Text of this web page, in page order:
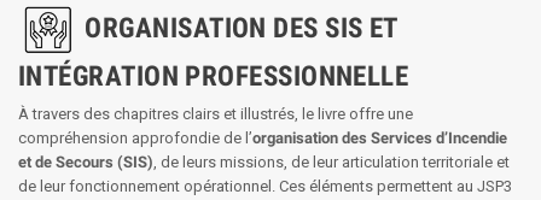
ORGANISATION DES SIS ET
INTÉGRATION PROFESSIONNELLE
À travers des chapitres clairs et illustrés, le livre offre une
compréhension approfondie de l’organisation des Services d’Incendie
et de Secours (SIS), de leurs missions, de leur articulation territoriale et
de leur fonctionnement opérationnel. Ces éléments permettent au JSP3